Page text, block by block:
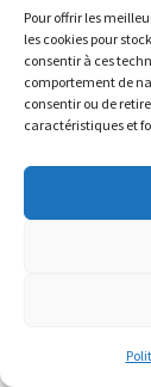
Pour offrir les
les cookies pour
consentir à ces
comportement de
consentir ou de
caractéristiques et
Partez à
Je vous
Dans un
personnage…